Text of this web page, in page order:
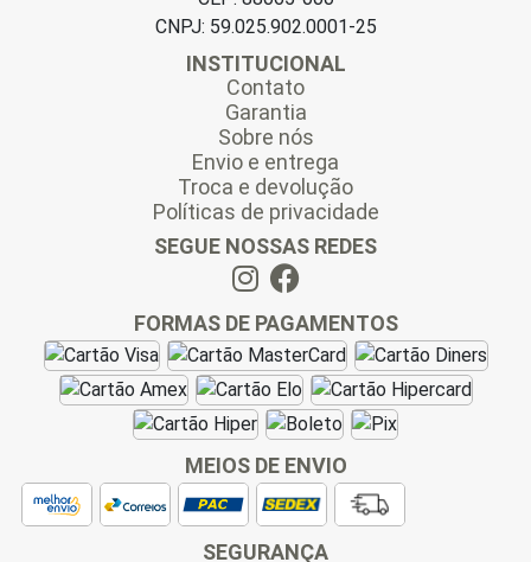
CNPJ: 59.025.902.0001-25
INSTITUCIONAL
Contato
Garantia
Sobre nós
Envio e entrega
Troca e devolução
Políticas de privacidade
SEGUE NOSSAS REDES
FORMAS DE PAGAMENTOS
MEIOS DE ENVIO
SEGURANÇA